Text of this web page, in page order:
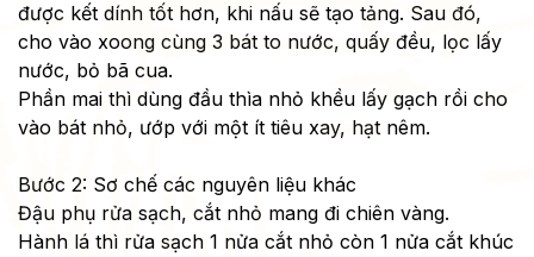
được kết dính tốt hơn, khi nấu sẽ tạo tảng. Sau đó,
cho vào xoong cùng 3 bát to nước, quấy đều, lọc lấy
nước, bỏ bã cua.
Phần mai thì dùng đầu thìa nhỏ khều lấy gạch rồi cho
vào bát nhỏ, ướp với một ít tiêu xay, hạt nêm.
Bước 2: Sơ chế các nguyên liệu khác
Đậu phụ rửa sạch, cắt nhỏ mang đi chiên vàng.
Hành lá thì rửa sạch 1 nửa cắt nhỏ còn 1 nửa cắt khúc